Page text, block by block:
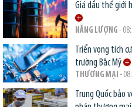
Giá dầu thế giới
NĂNG LƯỢNG -
Triển vọng tích
trường Bắc Mỹ
THƯƠNG MẠI -
Trung Quốc bảo